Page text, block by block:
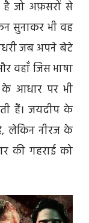
है जो अफ़सरों से
सुनाकर भी वह
जब अपने बेटे
वहाँ जिस भाषा
के आधार पर भी
हैं। जयदीप के
लेकिन नीरज के
की गहराई को